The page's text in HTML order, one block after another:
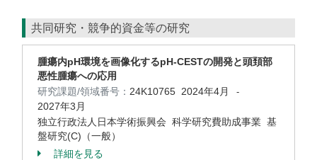
共同研究・競争的資金等の研究
腫瘍内pH環境を画像化するpH-CESTの開発と頭頚部
悪性腫瘍への応用
研究課題/領域番号： 24K10765 2024年4月 -
2027年3月
独立行政法人日本学術振興会 科学研究費助成事業 基
盤研究(C)（一般）
詳細を見る